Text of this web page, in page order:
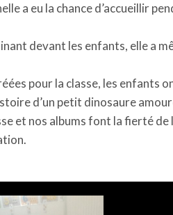
a eu la chance d’accueillir
devant les enfants, elle a
pour la classe, les enfants
d’un petit dinosaure
et nos albums font la fierté de